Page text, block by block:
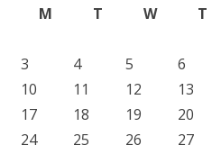
M
T W T
3
4 5 6
10
11 12 13
17
18 19 20
24
25 26 27